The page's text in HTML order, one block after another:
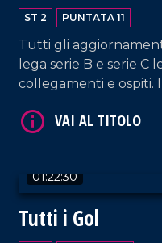
ST 2 PUNTATA 11
Tutti gli
lega serie B e serie C
collegamenti e ospiti.
01:22:30
Tutti i Gol